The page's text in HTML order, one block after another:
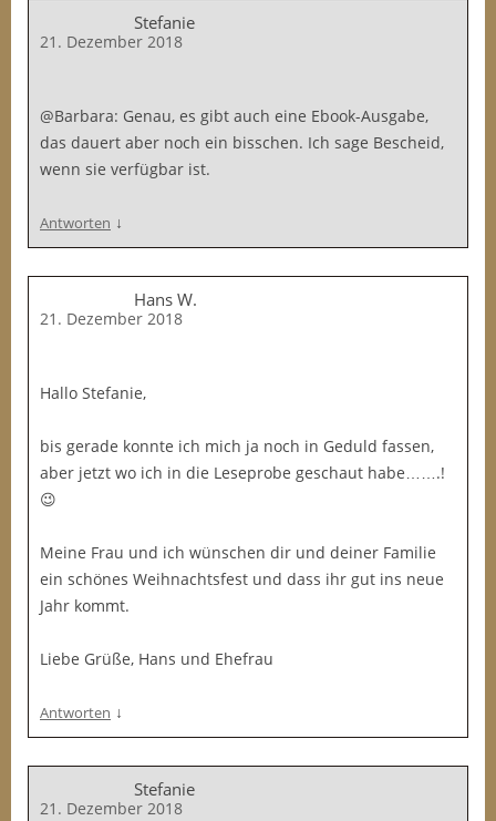
Stefanie
21. Dezember 2018
@Barbara: Genau, es gibt auch eine Ebook-Ausgabe,
das dauert aber noch ein bisschen. Ich sage Bescheid,
wenn sie verfügbar ist.
Antworten ↓
Hans W.
21. Dezember 2018
Hallo Stefanie,
bis gerade konnte ich mich ja noch in Geduld fassen,
aber jetzt wo ich in die Leseprobe geschaut habe…….!
😉
Meine Frau und ich wünschen dir und deiner Familie
ein schönes Weihnachtsfest und dass ihr gut ins neue
Jahr kommt.
Liebe Grüße, Hans und Ehefrau
Antworten ↓
Stefanie
21. Dezember 2018